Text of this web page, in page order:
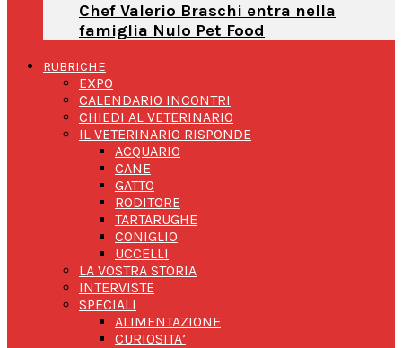
Chef Valerio Braschi entra nella
famiglia Nulo Pet Food
RUBRICHE
EXPO
CALENDARIO INCONTRI
CHIEDI AL VETERINARIO
IL VETERINARIO RISPONDE
ACQUARIO
CANE
GATTO
RODITORE
TARTARUGHE
CONIGLIO
UCCELLI
LA VOSTRA STORIA
INTERVISTE
SPECIALI
ALIMENTAZIONE
CURIOSITA’